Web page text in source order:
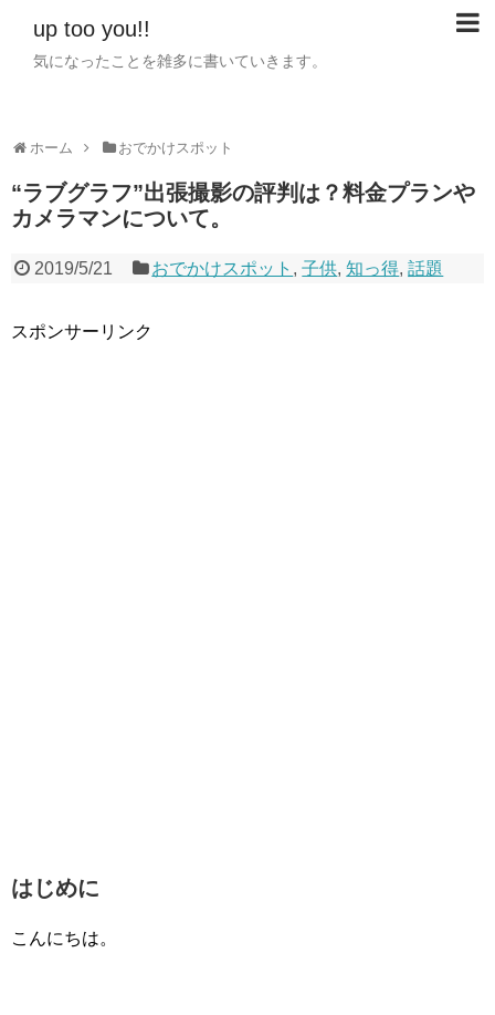
up too you!!
気になったことを雑多に書いていきます。
ホーム おでかけスポット
“ラブグラフ”出張撮影の評判は？料金プランや
カメラマンについて。
2019/5/21 おでかけスポット ,子供,知っ得,話題
スポンサーリンク
はじめに
こんにちは。